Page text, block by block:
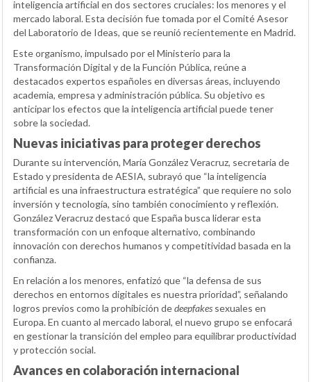
inteligencia artificial en dos sectores cruciales: los menores y el
mercado laboral. Esta decisión fue tomada por el Comité Asesor
del Laboratorio de Ideas, que se reunió recientemente en Madrid.
Este organismo, impulsado por el Ministerio para la
Transformación Digital y de la Función Pública, reúne a
destacados expertos españoles en diversas áreas, incluyendo
academia, empresa y administración pública. Su objetivo es
anticipar los efectos que la inteligencia artificial puede tener
sobre la sociedad.
Nuevas iniciativas para proteger derechos
Durante su intervención, María González Veracruz, secretaria de
Estado y presidenta de AESIA, subrayó que “la inteligencia
artificial es una infraestructura estratégica” que requiere no solo
inversión y tecnología, sino también conocimiento y reflexión.
González Veracruz destacó que España busca liderar esta
transformación con un enfoque alternativo, combinando
innovación con derechos humanos y competitividad basada en la
confianza.
En relación a los menores, enfatizó que “la defensa de sus
derechos en entornos digitales es nuestra prioridad”, señalando
logros previos como la prohibición dedeepfakes sexuales en
Europa. En cuanto al mercado laboral, el nuevo grupo se enfocará
en gestionar la transición del empleo para equilibrar productividad
y protección social.
Avances en colaboración internacional